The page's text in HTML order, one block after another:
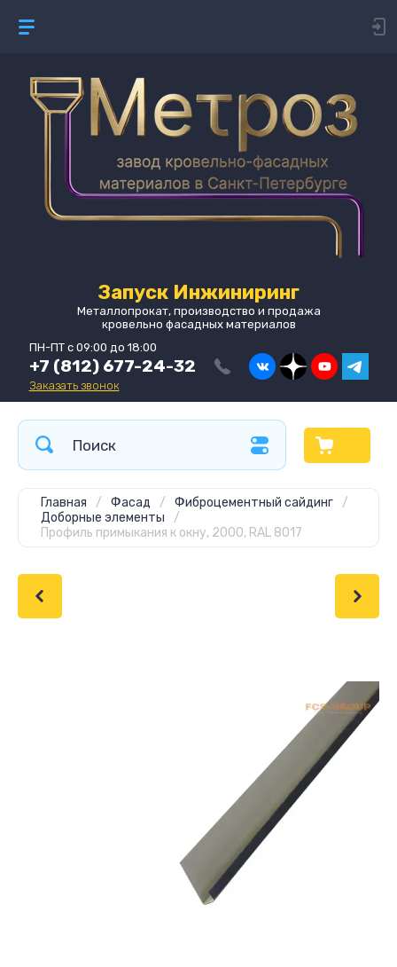
Запуск Инжиниринг
Металлопрокат, производство и продажа
кровельно фасадных материалов
ПН-ПТ с 09:00 до 18:00
+7 (812) 677-24-32
Заказать звонок
Главная / Фасад / Фиброцементный сайдинг
/
Доборные элементы
/
Профиль примыкания к окну, 2000, RAL 8017